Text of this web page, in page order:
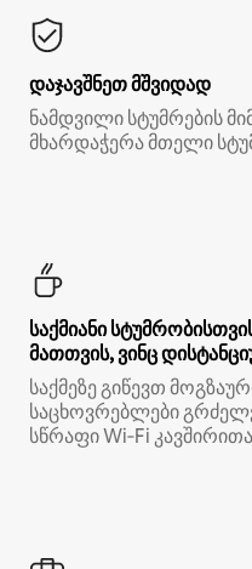
დაჯავშნეთ მშვიდად
ნამდვილი სტუმრების
მხარდაჭერა მთელი
საქმიანი
მათთვის, ვინც
საქმეზე გიწევთ
საცხოვრებლები
სწრაფი Wi‑Fi